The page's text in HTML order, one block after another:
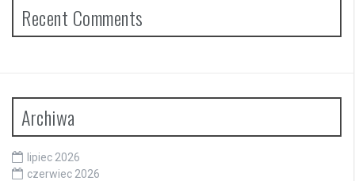
Recent Comments
Archiwa
lipiec 2026
czerwiec 2026